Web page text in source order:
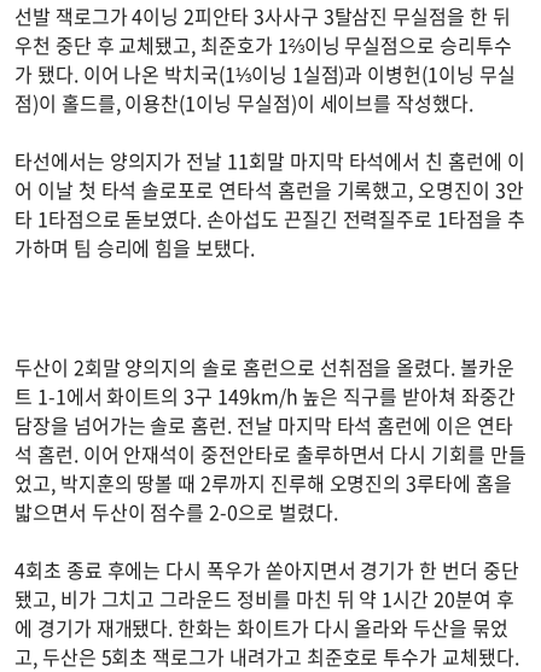
선발 잭로그가 4이닝 2피안타 3사사구 3탈삼진 무실점을 한 뒤
우천 중단 후 교체됐고, 최준호가 1⅔이닝 무실점으로 승리투수
가 됐다. 이어 나온 박치국(1⅓이닝 1실점)과 이병헌(1이닝 무실
점)이 홀드를, 이용찬(1이닝 무실점)이 세이브를 작성했다.
타선에서는 양의지가 전날 11회말 마지막 타석에서 친 홈런에 이
어 이날 첫 타석 솔로포로 연타석 홈런을 기록했고, 오명진이 3안
타 1타점으로 돋보였다. 손아섭도 끈질긴 전력질주로 1타점을 추
가하며 팀 승리에 힘을 보탰다.
두산이 2회말 양의지의 솔로 홈런으로 선취점을 올렸다. 볼카운
트 1-1에서 화이트의 3구 149km/h 높은 직구를 받아쳐 좌중간
담장을 넘어가는 솔로 홈런. 전날 마지막 타석 홈런에 이은 연타
석 홈런. 이어 안재석이 중전안타로 출루하면서 다시 기회를 만들
었고, 박지훈의 땅볼 때 2루까지 진루해 오명진의 3루타에 홈을
밟으면서 두산이 점수를 2-0으로 벌렸다.
4회초 종료 후에는 다시 폭우가 쏟아지면서 경기가 한 번더 중단
됐고, 비가 그치고 그라운드 정비를 마친 뒤 약 1시간 20분여 후
에 경기가 재개됐다. 한화는 화이트가 다시 올라와 두산을 묶었
고, 두산은 5회초 잭로그가 내려가고 최준호로 투수가 교체됐다.